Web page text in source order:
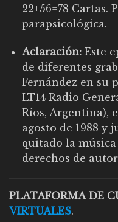
22+56=78 Cartas.
parapsicológica.
Aclaración:Este
de diferentes
Fernández en su
LT14 Radio
Ríos, Argentina),
agosto de 1988 y
quitado la
derechos de
PLATAFORMA DE
VIRTUALES.